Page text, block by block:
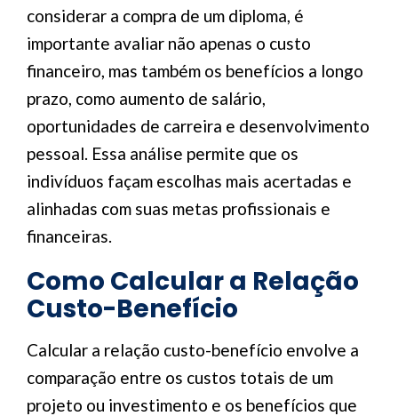
considerar a compra de um diploma, é
importante avaliar não apenas o custo
financeiro, mas também os benefícios a longo
prazo, como aumento de salário,
oportunidades de carreira e desenvolvimento
pessoal. Essa análise permite que os
indivíduos façam escolhas mais acertadas e
alinhadas com suas metas profissionais e
financeiras.
Como Calcular a Relação
Custo-Benefício
Calcular a relação custo-benefício envolve a
comparação entre os custos totais de um
projeto ou investimento e os benefícios que